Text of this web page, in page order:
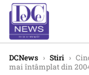
DCNews › Stiri ›
mai întâmplat din